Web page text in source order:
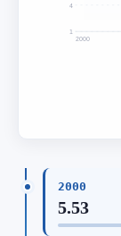
4
1
2000
2000
5.53